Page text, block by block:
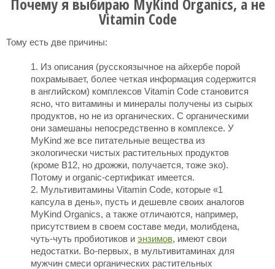
Vitamin Code
Тому есть две причины:
Из описания (русскоязычное на айхербе порой
похрамывает, более четкая информация содержится
в английском) комплексов Vitamin Code становится
ясно, что витамины и минералы получены из сырых
продуктов, но не из органических. С органическими
они замешаны непосредственно в комплексе. У
MyKind же все питательные вещества из
экологически чистых растительных продуктов
(кроме В12, но дрожжи, получается, тоже эко).
Потому и organic-сертификат имеется.
Мультивитамины Vitamin Code, которые «1
капсула в день», пусть и дешевле своих аналогов
MyKind Organics, а также отличаются, например,
присутствием в своем составе меди, молибдена,
чуть-чуть пробиотиков и энзимов, имеют свои
недостатки. Во-первых, в мультивитаминах для
мужчин смеси органических растительных